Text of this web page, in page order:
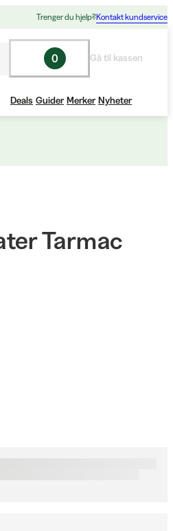
Trenger du hjelp?Kontakt kundservice
0 Gå til kassen
Deals Guider Merker Nyheter
Tarmac